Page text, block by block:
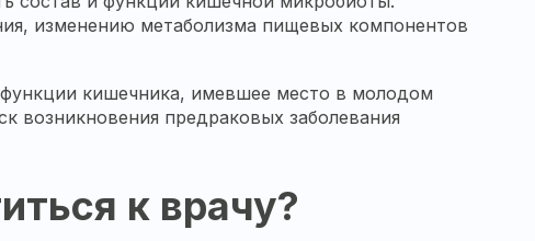
изменению метаболизма пищевых компонентов
кишечника, имевшее место в молодом
возникновения предраковых заболевания
к врачу?